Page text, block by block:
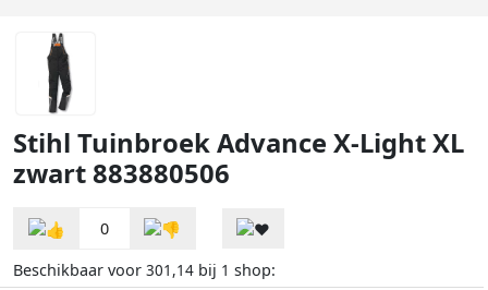
Stihl Tuinbroek Advance X-Light XL
zwart 883880506
0
Beschikbaar voor 301,14 bij 1 shop: